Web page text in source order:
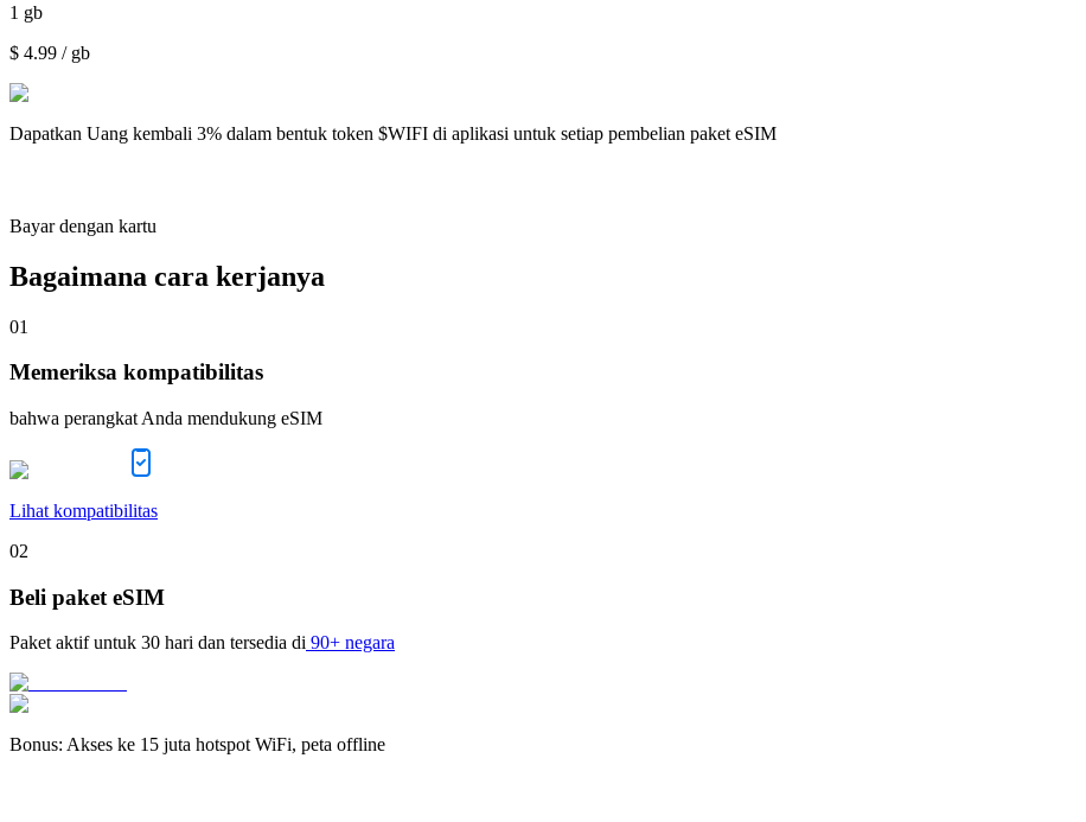
1 gb
$ 4.99 / gb
Dapatkan Uang kembali 3% dalam bentuk token $WIFI di aplikasi untuk setiap pembelian paket eSIM
Bayar dengan kartu
Bagaimana cara kerjanya
01
Memeriksa kompatibilitas
bahwa perangkat Anda mendukung eSIM
Lihat kompatibilitas
02
Beli paket eSIM
Paket aktif untuk 30 hari dan tersedia di 90+ negara
Bonus: Akses ke 15 juta hotspot WiFi, peta offline